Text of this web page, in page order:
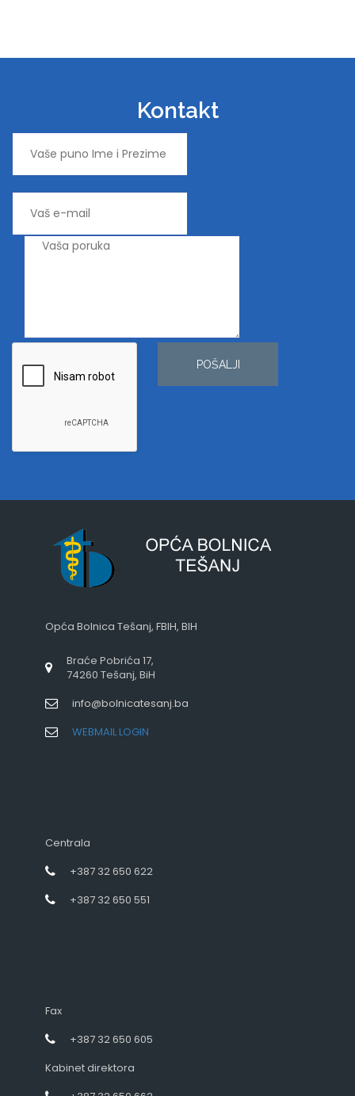
Kontakt
POŠALJI
Opća Bolnica Tešanj, FBIH, BIH
Braće Pobrića 17,
74260 Tešanj, BiH
info@bolnicatesanj.ba
WEBMAIL LOGIN
Centrala
+387 32 650 622
+387 32 650 551
Fax
+387 32 650 605
Kabinet direktora